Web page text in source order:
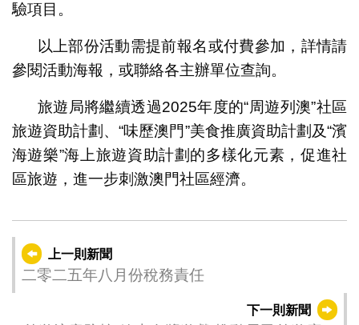
驗項目。
以上部份活動需提前報名或付費參加，詳情請
參閱活動海報，或聯絡各主辦單位查詢。
旅遊局將繼續透過2025年度的“周遊列澳”社區
旅遊資助計劃、“味歷澳門”美食推廣資助計劃及“濱
海遊樂”海上旅遊資助計劃的多樣化元素，促進社
區旅遊，進一步刺激澳門社區經濟。
上一則新聞
二零二五年八月份稅務責任
下一則新聞